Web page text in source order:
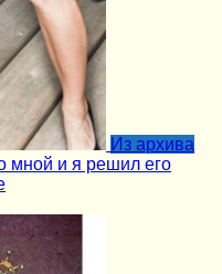
Из архива
мной и я решил его